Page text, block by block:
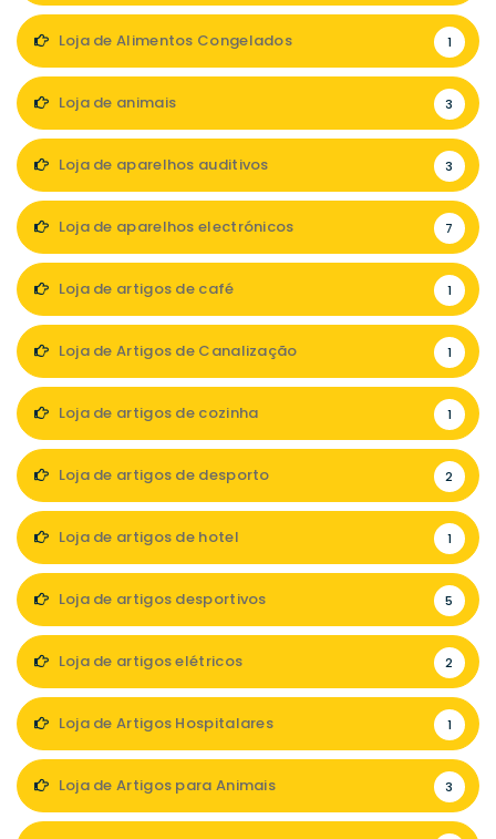
Loja de Alimentos Congelados 1
Loja de animais 3
Loja de aparelhos auditivos 3
Loja de aparelhos electrónicos 7
Loja de artigos de café 1
Loja de Artigos de Canalização 1
Loja de artigos de cozinha 1
Loja de artigos de desporto 2
Loja de artigos de hotel 1
Loja de artigos desportivos 5
Loja de artigos elétricos 2
Loja de Artigos Hospitalares 1
Loja de Artigos para Animais 3